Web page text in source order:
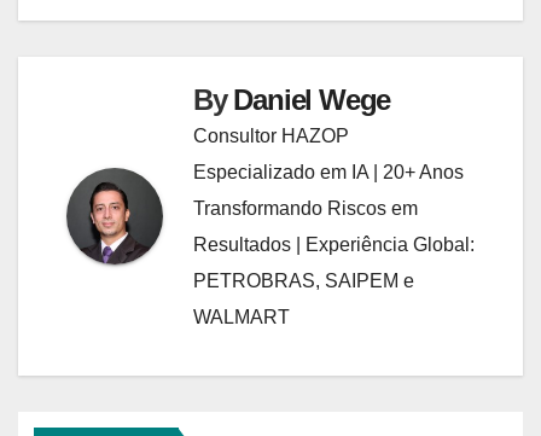
ByDaniel Wege
Consultor HAZOP
Especializado em IA | 20+ Anos
Transformando Riscos em
Resultados | Experiência Global:
PETROBRAS, SAIPEM e
WALMART